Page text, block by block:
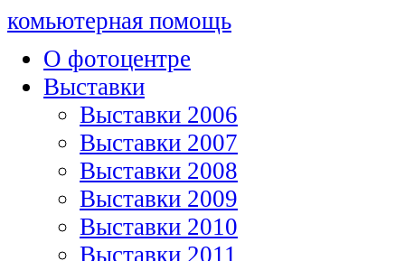
комьютерная помощь
О фотоцентре
Выставки
Выставки 2006
Выставки 2007
Выставки 2008
Выставки 2009
Выставки 2010
Выставки 2011